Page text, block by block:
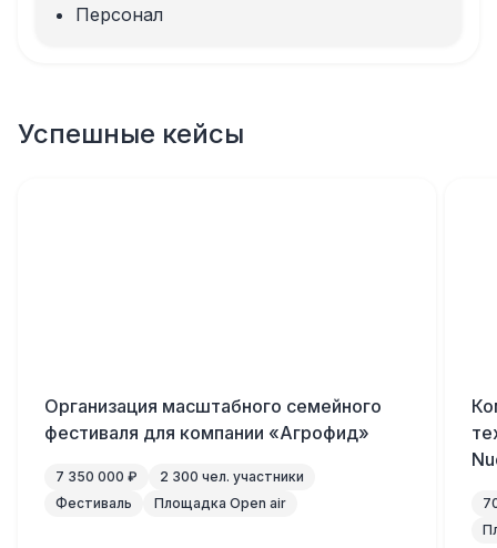
Персонал
Успешные кейсы
Организация масштабного семейного
фестиваля для компании «Агрофид»
7 350 000 ₽
2 300 чел. участники
Фестиваль
Площадка Open air